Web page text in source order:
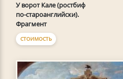
У ворот Кале (ростбиф
по-староанглийски).
Фрагмент
СТОИМОСТЬ